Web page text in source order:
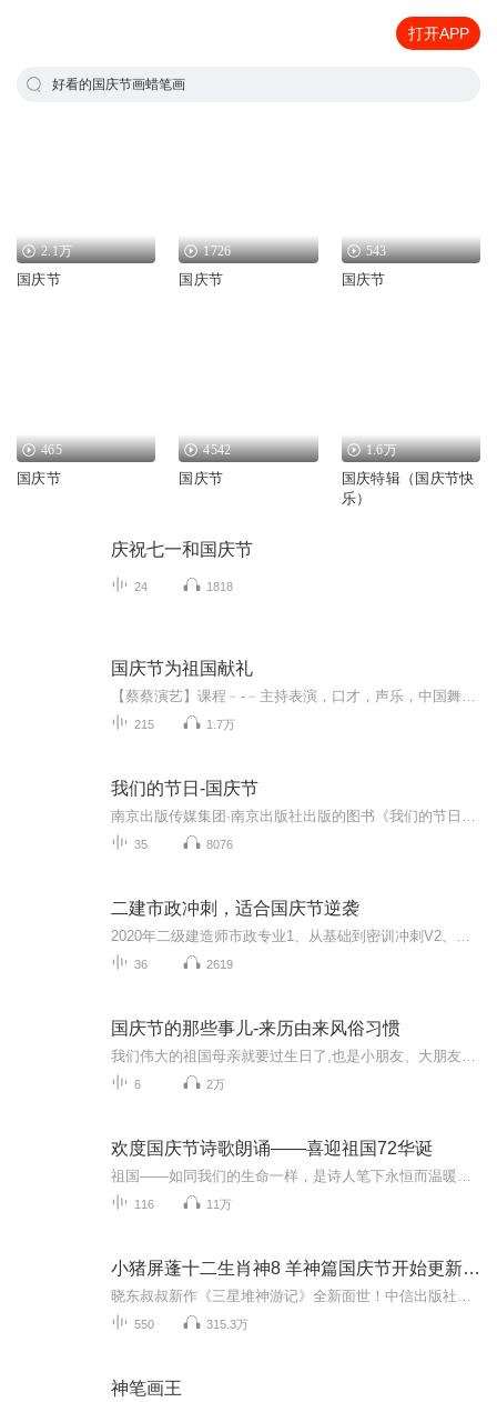
打开APP
好看的国庆节画蜡笔画
2.1万
国庆节
1726
国庆节
543
国庆节
465
国庆节
4542
国庆节
1.6万
国庆特辑（国庆节快
乐）
庆祝七一和国庆节
24 1818
国庆节为祖国献礼
215 1.7万
我们的节日-国庆节
35 8076
二建市政冲刺，适合国庆节逆袭
36 2619
国庆节的那些事儿-来历由来风俗习惯
6 2万
欢度国庆节诗歌朗诵——喜迎祖国72华诞
116 11万
小猪屏蓬十二生肖神8 羊神篇国庆节开始更新啦！
550 315.3万
神笔画王